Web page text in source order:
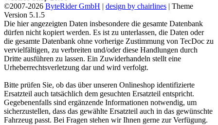
©2007-2026 ByteRider GmbH | design by chairlines | Theme
Version 5.1.5
Die hier angezeigten Daten insbesondere die gesamte Datenbank
dürfen nicht kopiert werden. Es ist zu unterlassen, die Daten oder
die gesamte Datenbank ohne vorherige Zustimmung von TecDoc zu
vervielfältigen, zu verbreiten und/oder diese Handlungen durch
Dritte ausführen zu lassen. Ein Zuwiderhandeln stellt eine
Urheberrechtsverletzung dar und wird verfolgt.
Bitte prüfen Sie, ob das über unseren Onlineshop identifizierte
Ersatzteil auch tatsächlich dem gesuchten Ersatzteil entspricht.
Gegebenenfalls sind ergänzende Informationen notwendig, um
sicherzustellen, dass das gewählte Ersatzteil auch in das gewünschte
Fahrzeug passt. Bei Fragen stehen wir Ihnen gerne zur Verfügung.